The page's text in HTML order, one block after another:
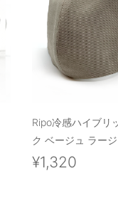
Ripo冷感ハイブリ
ク ベージュ ラージ
¥1,320